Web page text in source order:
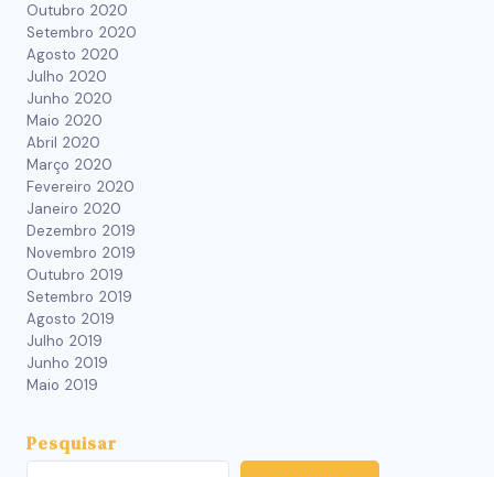
Outubro 2020
Setembro 2020
Agosto 2020
Julho 2020
Junho 2020
Maio 2020
Abril 2020
Março 2020
Fevereiro 2020
Janeiro 2020
Dezembro 2019
Novembro 2019
Outubro 2019
Setembro 2019
Agosto 2019
Julho 2019
Junho 2019
Maio 2019
Pesquisar